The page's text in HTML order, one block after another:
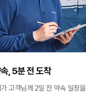
, 5분 전 도착
고객님께 2일 전 약속 일정을